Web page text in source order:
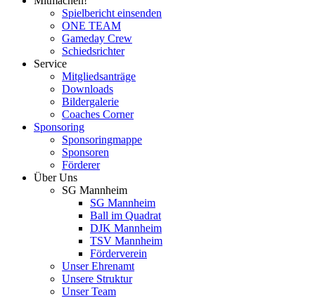
Spielbericht einsenden
ONE TEAM
Gameday Crew
Schiedsrichter
Service
Mitgliedsanträge
Downloads
Bildergalerie
Coaches Corner
Sponsoring
Sponsoringmappe
Sponsoren
Förderer
Über Uns
SG Mannheim
SG Mannheim
Ball im Quadrat
DJK Mannheim
TSV Mannheim
Förderverein
Unser Ehrenamt
Unsere Struktur
Unser Team